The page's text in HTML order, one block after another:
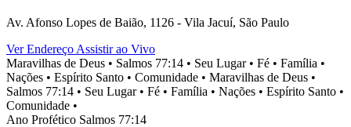
Av. Afonso Lopes de Baião, 1126 - Vila Jacuí, São Paulo
Ver Endereço Assistir ao Vivo
Maravilhas de Deus • Salmos 77:14 • Seu Lugar • Fé • Família •
Nações • Espírito Santo • Comunidade • Maravilhas de Deus •
Salmos 77:14 • Seu Lugar • Fé • Família • Nações • Espírito Santo •
Comunidade •
Ano Profético Salmos 77:14